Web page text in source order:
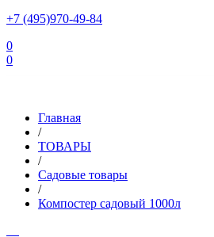
+7 (495)970-49-84
0
0
Главная
/
ТОВАРЫ
/
Садовые товары
/
Компостер садовый 1000л